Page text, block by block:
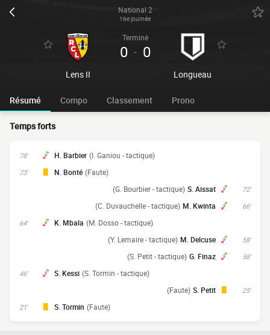
National 2
16e journée
Lens II
Terminé
0 - 0
Longueau
Résumé Compo Classement Prono
Temps forts
78' H. Barbier (I. Ganiou - tactique)
73' N. Bonté (Faute)
72'
S. Aissat
(G. Bourbier - tactique)
66'
M. Kwinta
(C. Duvauchelle - tactique)
64' K. Mbala (M. Dosso - tactique)
58'
M. Delcuse
(Y. Lemaire - tactique)
58'
G. Finaz
(S. Petit - tactique)
46' S. Kessi (S. Tormin - tactique)
25'
S. Petit
(Faute)
21' S. Tormin (Faute)